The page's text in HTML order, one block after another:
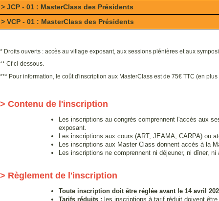
> JCP - 01 : MasterClass des Présidents
> VCP - 01 : MasterClass des Présidents
* Droits ouverts : accès au village exposant, aux sessions plénières et aux
** Cf ci-dessous.
*** Pour information, le coût d'inscription aux MasterClass est de 75€ TTC (en
> Contenu de l'inscription
Les inscriptions au congrès comprennent l'accès aux
exposant.
Les inscriptions aux cours (ART, JEAMA, CARPA) ou
Les inscriptions aux Master Class donnent accès à la
Les inscriptions ne comprennent ni déjeuner, ni dîner,
> Règlement de l'inscription
Toute inscription doit être réglée avant le 14 avril
Tarifs réduits : les inscriptions à tarif réduit doivent